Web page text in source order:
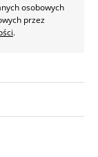
osobowych
przez
.